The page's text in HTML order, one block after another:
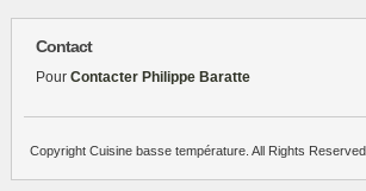
Contact
Pour Contacter Philippe Baratte
Copyright Cuisine basse température. All Rights Reserved.